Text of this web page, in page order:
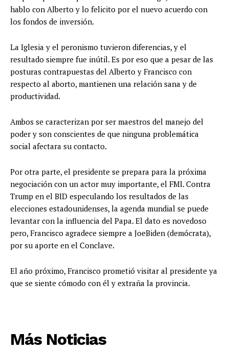
hablo con Alberto y lo felicito por el nuevo acuerdo con
los fondos de inversión.
La Iglesia y el peronismo tuvieron diferencias, y el
resultado siempre fue inútil. Es por eso que a pesar de las
posturas contrapuestas del Alberto y Francisco con
respecto al aborto, mantienen una relación sana y de
productividad.
Ambos se caracterizan por ser maestros del manejo del
poder y son conscientes de que ninguna problemática
social afectara su contacto.
Por otra parte, el presidente se prepara para la próxima
negociación con un actor muy importante, el FMI. Contra
Trump en el BID especulando los resultados de las
elecciones estadounidenses, la agenda mundial se puede
levantar con la influencia del Papa. El dato es novedoso
pero, Francisco agradece siempre a JoeBiden (demócrata),
por su aporte en el Conclave.
El año próximo, Francisco prometió visitar al presidente ya
que se siente cómodo con él y extraña la provincia.
Más Noticias